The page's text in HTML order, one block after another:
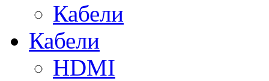
Кабели
Кабели
HDMI